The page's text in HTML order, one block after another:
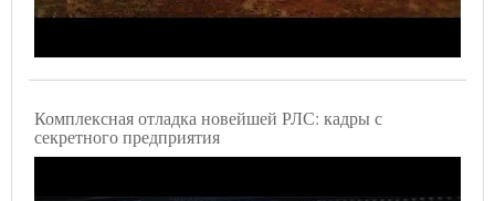
Комплексная отладка новейшей РЛС: кадры с
секретного предприятия